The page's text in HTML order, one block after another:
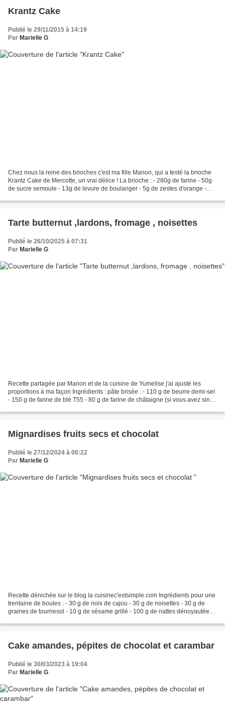
Krantz Cake
Publié le 29/11/2015 à 14:19
Par Marielle G
Chez nous la reine des brioches c'est ma fille Manon, qui a testé la brioche
Krantz Cake de Mercotte, un vrai délice ! La brioche : - 280g de farine - 50g
de sucre semoule - 13g de levure de boulanger - 5g de zestes d'orange -
Tarte butternut ,lardons, fromage , noisettes
Publié le 26/10/2025 à 07:31
Par Marielle G
Recette partagée par Manon et de la cuisine de Yumelise j'ai ajusté les
proportions à ma façon Ingrédients : pâte brisée : - 110 g de beurre demi-sel
- 150 g de farine de blé T55 - 80 g de farine de châtaigne (si vous avez sinon
Mignardises fruits secs et chocolat
Publié le 27/12/2024 à 06:22
Par Marielle G
Recette dénichée sur le blog la cuisinec'estsimple.com Ingrédients pour une
trentaine de boules : - 30 g de noix de cajou - 30 g de noisettes - 30 g de
graines de tournesol - 10 g de sésame grillé - 100 g de nattes dénoyautées -
Cake amandes, pépites de chocolat et carambar
Publié le 30/03/2023 à 19:04
Par Marielle G